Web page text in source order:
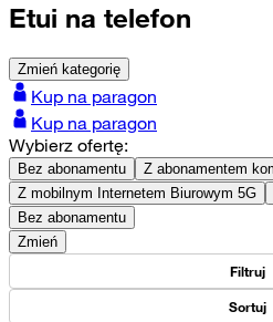
Etui na telefon
Zmień kategorię
Kup na paragon
Kup na paragon
Wybierz ofertę:
Bez abonamentu
Z abonamentem
Z mobilnym Internetem Biurowym 5G
Bez abonamentu
Zmień
Filtruj
Sortuj